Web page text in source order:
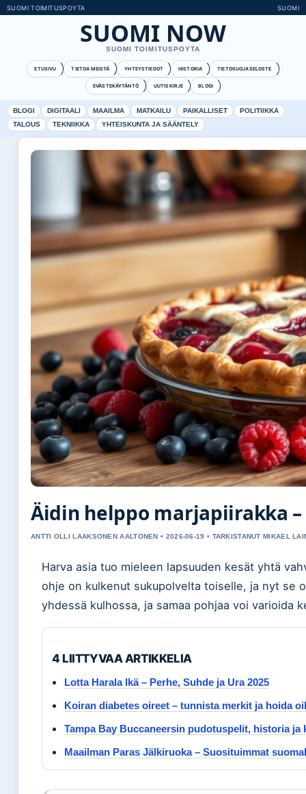
SUOMI TOIMITUSPOYTA SUOMI
SUOMI NOW
SUOMI TOIMITUSPOYTA
ETUSIVU TIETOA MEISTÄ YHTEYSTIEDOT HISTORIA TIETOSUOJASELOSTE
EVÄSTEKÄYTÄNTÖ UUTISKIRJE BLOGI
BLOGI DIGITAALI MAAILMA MATKAILU PAIKALLISET
POLITIIKKA
TALOUS
TEKNIIKKA YHTEISKUNTA JA SÄÄNTELY
Äidin helppo marjapiirakka
ANTTI OLLI LAAKSONEN AALTONEN • 2026-06-19 • TARKISTANUT MIKAEL
Harva asia tuo mieleen lapsuuden kesät yhtä
ohje on kulkenut sukupolvelta toiselle, ja nyt se
yhdessä kulhossa, ja samaa pohjaa voi varioida
4 LIITTYVAA ARTIKKELIA
Lotta Harala Ikä – Perhe, Suhde ja Ura 2025
Koiran diabetes oireet – tunnista merkit ja hoida
Tampa Bay Buccaneersin pudotuspelit, historia ja
Maailman Paras Jälkiruoka – Suosituimmat